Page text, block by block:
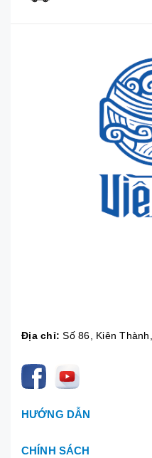
Địa chỉ: Số 86, Kiên
HƯỚNG DẪN
CHÍNH SÁCH